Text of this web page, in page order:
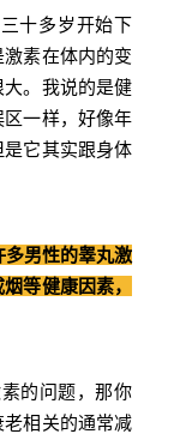
十多岁开始下
素在体内的变
。我说的是健
一样，好像年
它其实跟身体
多男性的睾丸激
等健康因素，
的问题，那你
相关的通常减